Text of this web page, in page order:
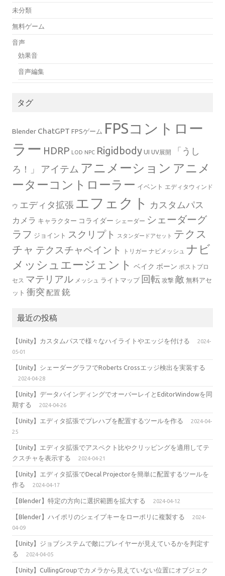
未分類
無料ゲーム
音声
効果音
音声編集
タグ
Blender ChatGPT FPSゲーム FPSコントロー
ラー HDRP LOD NPC Rigidbody UI UV展開
「うし
ろ！」
アイテム アニメーション アニメ
ーターコントローラー イベント エディタウィンド
ウ エディタ拡張 エフェクト カスタムパス
カメラ キャラクター コライダー シェーダー シェーダーグ
ラフ ジョイント スクリプト スタンダードアセット テクス
チャ テクスチャペイント トリガー ナビメッシュ ナビ
メッシュエージェント ベイク ボーン ポストプロ
セス マテリアル メッシュ ライトマップ 回転 攻撃 敵 無料アセ
ット 衝突 配置 銃
最近の投稿
【Unity】カスタムパスで様々なハイライトやエッジを付ける
2024-
05-01
【Unity】シェーダーグラフでRoberts Crossエッジ検出を実装する
2024-04-28
【Unity】データバインディングでオーバーレイとEditorWindowを同
期する
2024-04-26
【Unity】エディタ拡張でプレハブを配置するツールを作る
2024-04-
25
【Unity】エディタ拡張でアスペクト比やクリッピングを適用してテ
クスチャを表示する
2024-04-21
【Unity】エディタ拡張でDecal Projectorを簡単に配置するツールを
作る
2024-04-17
【Blender】特定の方向に選択範囲を拡大する 2024-04-12
【Blender】ハイポリのシェイプキーをローポリに複製する
2024-
04-09
【Unity】ジョブシステムで敵にプレイヤーが見えているかを判定す
る
2024-04-05
【Unity】CullingGroupでカメラから見えていない位置にオブジェク